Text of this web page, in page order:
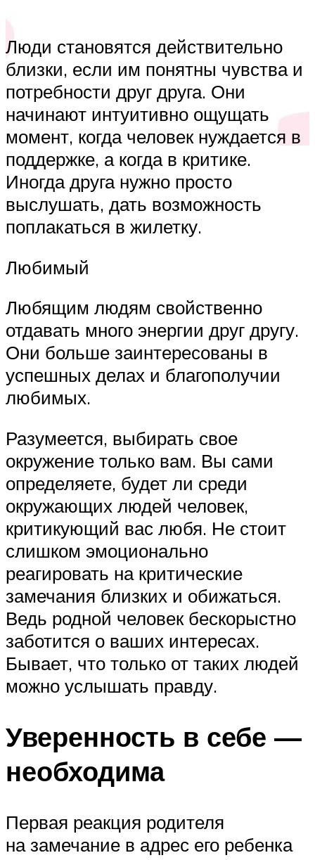
Люди становятся действительно
близки, если им понятны чувства и
потребности друг друга. Они
начинают интуитивно ощущать
момент, когда человек нуждается в
поддержке, а когда в критике.
Иногда друга нужно просто
выслушать, дать возможность
поплакаться в жилетку.
Любимый
Любящим людям свойственно
отдавать много энергии друг другу.
Они больше заинтересованы в
успешных делах и благополучии
любимых.
Разумеется, выбирать свое
окружение только вам. Вы сами
определяете, будет ли среди
окружающих людей человек,
критикующий вас любя. Не стоит
слишком эмоционально
реагировать на критические
замечания близких и обижаться.
Ведь родной человек бескорыстно
заботится о ваших интересах.
Бывает, что только от таких людей
можно услышать правду.
Уверенность в себе —
необходима
Первая реакция родителя
на замечание в адрес его ребенка